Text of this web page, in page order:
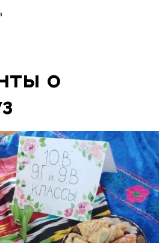
о